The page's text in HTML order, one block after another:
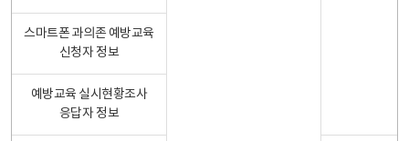
스마트폰 과의존 예방교육
신청자 정보
예방교육 실시현황조사
응답자 정보